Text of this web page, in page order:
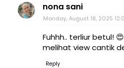
nona sani
Monday, August 18, 2025
Fuhhh.. terliur betul!
melihat view cantik
Reply